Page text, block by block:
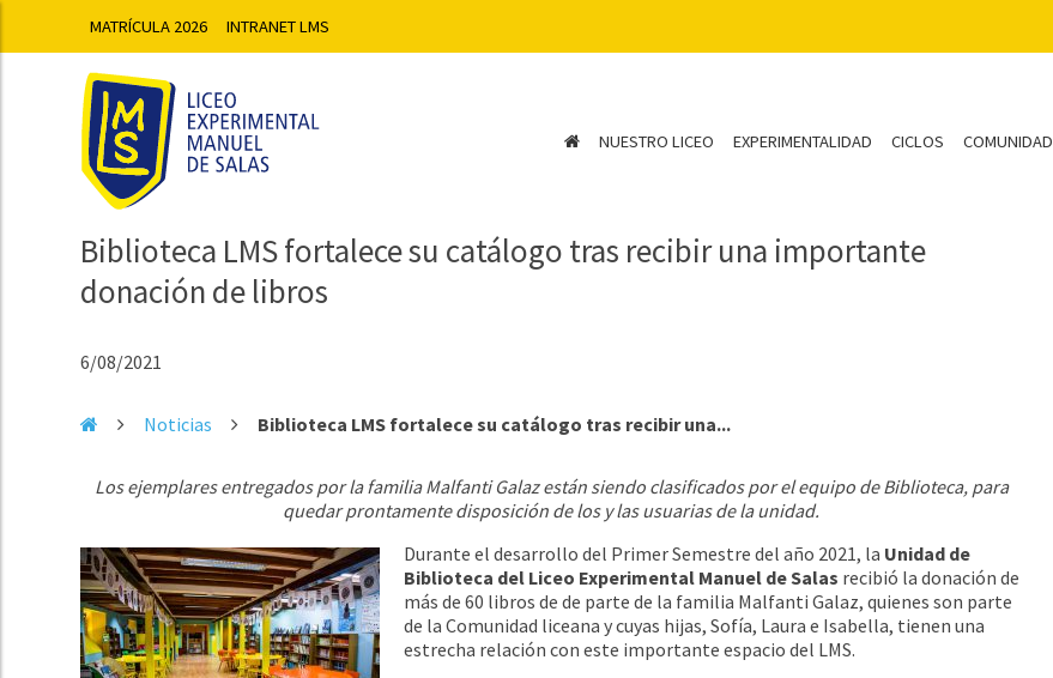
MATRÍCULA 2026 INTRANET LMS
NUESTRO LICEO EXPERIMENTALIDAD CICLOS COMUNIDAD
Biblioteca LMS fortalece su catálogo tras recibir una importante
donación de libros
6/08/2021
Noticias Biblioteca LMS fortalece su catálogo tras recibir una...
Los ejemplares entregados por la familia Malfanti Galaz están siendo clasificados por el equipo de Biblioteca, para
quedar prontamente disposición de los y las usuarias de la unidad.
Durante el desarrollo del Primer Semestre del año 2021, la Unidad de
Biblioteca del Liceo Experimental Manuel de Salas recibió la donación de
más de 60 libros de de parte de la familia Malfanti Galaz, quienes son parte
de la Comunidad liceana y cuyas hijas, Sofía, Laura e Isabella, tienen una
estrecha relación con este importante espacio del LMS.